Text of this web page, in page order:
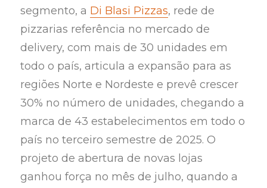
segmento, a Di Blasi Pizzas, rede de
pizzarias referência no mercado de
delivery, com mais de 30 unidades em
todo o país, articula a expansão para as
regiões Norte e Nordeste e prevê crescer
30% no número de unidades, chegando a
marca de 43 estabelecimentos em todo o
país no terceiro semestre de 2025. O
projeto de abertura de novas lojas
ganhou força no mês de julho, quando a